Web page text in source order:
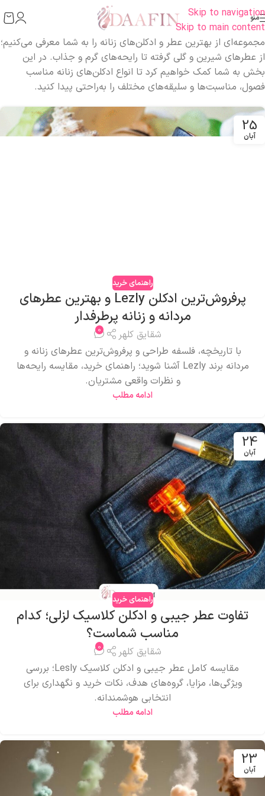
Skip to navigation
Skip to main content
منو
مجموعه‌ای از بهترین‌ عطر و ادکلن‌های زنانه را به شما معرفی می‌کنیم؛
از عطرهای شیرین و گلی گرفته تا رایحه‌های گرم و جذاب. در این
بخش به شما کمک خواهیم کرد تا انواع ادکلن‌های زنانه مناسب
فصول، مناسبت‌ها و سلیقه‌های مختلف را به‌راحتی پیدا کنید.
25
آبان
راهنمای خرید
پرفروش‌ترین ادکلن Lezly و بهترین عطرهای
مردانه و زنانه پرطرفدار
شقایق کلهر 0
با تاریخچه، فلسفه طراحی و پرفروش‌ترین عطرهای زنانه و
مردانه برند Lezly آشنا شوید؛ راهنمای خرید، مقایسه رایحه‌ها
و نظرات واقعی مشتریان.
ادامه مطلب
24
آبان
راهنمای خرید
تفاوت عطر جیبی و ادکلن کلاسیک لزلی؛ کدام
مناسب شماست؟
شقایق کلهر 0
مقایسه کامل عطر جیبی و ادکلن کلاسیک Lesly؛ بررسی
ویژگی‌ها، مزایا، گروه‌های هدف، نکات خرید و نگهداری برای
انتخابی هوشمندانه.
ادامه مطلب
23
آبان